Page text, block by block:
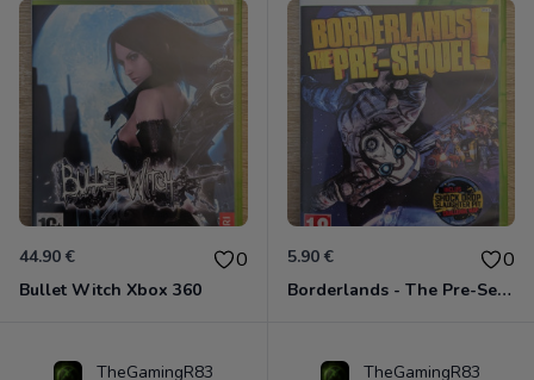
44.90 € 0
Bullet Witch Xbox 360
5.90 € 0
Borderlands - The Pre-Sequel ! Xbox 360
TheGamingR83 TheGamingR83